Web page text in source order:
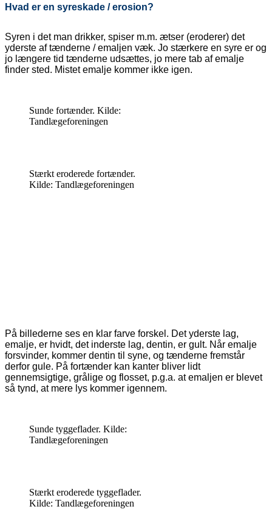
Hvad er en syreskade / erosion?
Syren i det man drikker, spiser m.m. ætser (eroderer) det
yderste af tænderne / emaljen væk. Jo stærkere en syre er og
jo længere tid tænderne udsættes, jo mere tab af emalje
finder sted. Mistet emalje kommer ikke igen.
Sunde fortænder. Kilde:
Tandlægeforeningen
Stærkt eroderede fortænder.
Kilde: Tandlægeforeningen
På billederne ses en klar farve forskel. Det yderste lag,
emalje, er hvidt, det inderste lag, dentin, er gult. Når emalje
forsvinder, kommer dentin til syne, og tænderne fremstår
derfor gule. På fortænder kan kanter bliver lidt
gennemsigtige, grålige og flosset, p.g.a. at emaljen er blevet
så tynd, at mere lys kommer igennem.
Sunde tyggeflader. Kilde:
Tandlægeforeningen
Stærkt eroderede tyggeflader.
Kilde: Tandlægeforeningen